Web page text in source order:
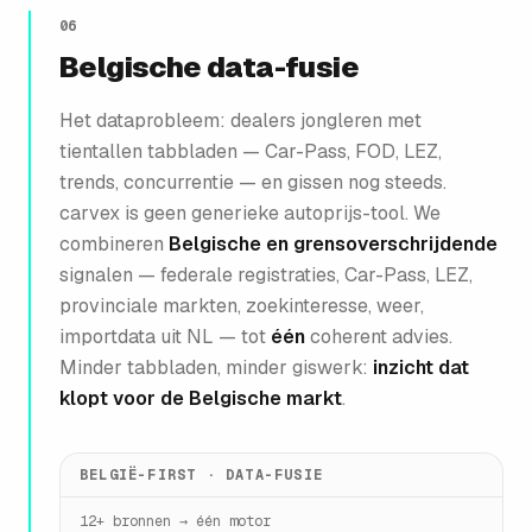
06
Belgische data-fusie
Het dataprobleem: dealers jongleren met
tientallen tabbladen — Car-Pass, FOD, LEZ,
trends, concurrentie — en gissen nog steeds.
carvex is geen generieke autoprijs-tool. We
combineren Belgische en grensoverschrijdende
signalen — federale registraties, Car-Pass, LEZ,
provinciale markten, zoekinteresse, weer,
importdata uit NL — tot ééncoherent advies.
Minder tabbladen, minder giswerk: inzicht dat
klopt voor de Belgische markt.
BELGIË-FIRST · DATA-FUSIE
12+ bronnen → één motor